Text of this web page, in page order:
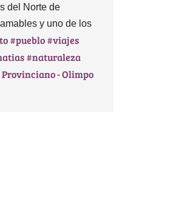
del Norte de
y uno de los
#pueblo#viajes
#naturaleza
- Olimpo